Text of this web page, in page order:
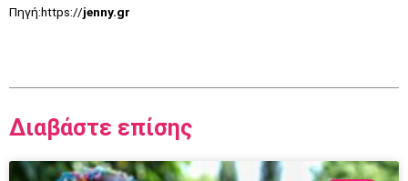
Πηγή:https://jenny.gr
Διαβάστε επίσης